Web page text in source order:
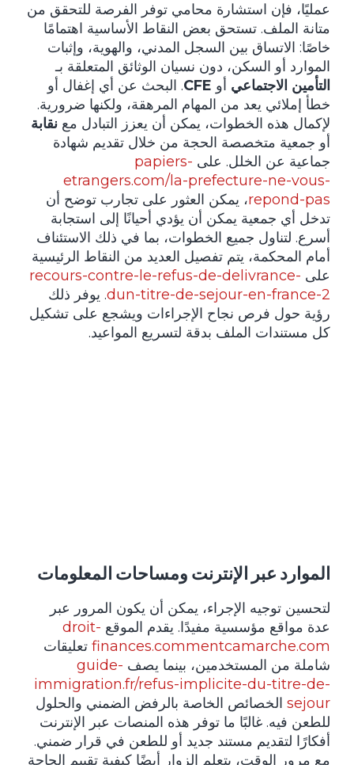
عمليًا، فإن استشارة محامي توفر الفرصة للتحقق من
متانة الملف. تستحق بعض النقاط الأساسية اهتمامًا
خاصًا: الاتساق بين السجل المدني، والهوية، وإثبات
الموارد أو السكن، دون نسيان الوثائق المتعلقة بـ
التأمين الاجتماعي أو CFE. البحث عن أي إغفال أو
خطأ إملائي يعد من المهام المرهقة، ولكنها ضرورية.
لإكمال هذه الخطوات، يمكن أن يعزز التبادل مع نقابة
أو جمعية متخصصة الحجة من خلال تقديم شهادة
جماعية عن الخلل. على papiers-
etrangers.com/la-prefecture-ne-vous-
repond-pas، يمكن العثور على تجارب توضح أن
تدخل أي جمعية يمكن أن يؤدي أحيانًا إلى استجابة
أسرع. لتناول جميع الخطوات، بما في ذلك الاستئناف
أمام المحكمة، يتم تفصيل العديد من النقاط الرئيسية
على recours-contre-le-refus-de-delivrance-
dun-titre-de-sejour-en-france-2. يوفر ذلك
رؤية حول فرص نجاح الإجراءات ويشجع على تشكيل
كل مستندات الملف بدقة لتسريع المواعيد.
الموارد عبر الإنترنت ومساحات المعلومات
لتحسين توجيه الإجراء، يمكن أن يكون المرور عبر
عدة مواقع مؤسسية مفيدًا. يقدم الموقع droit-
finances.commentcamarche.com تعليقات
شاملة من المستخدمين، بينما يصف guide-
immigration.fr/refus-implicite-du-titre-de-
sejour الخصائص الخاصة بالرفض الضمني والحلول
للطعن فيه. غالبًا ما توفر هذه المنصات عبر الإنترنت
أفكارًا لتقديم مستند جديد أو للطعن في قرار ضمني.
مع مرور الوقت، يتعلم الزوار أيضًا كيفية تقييم الحاجة